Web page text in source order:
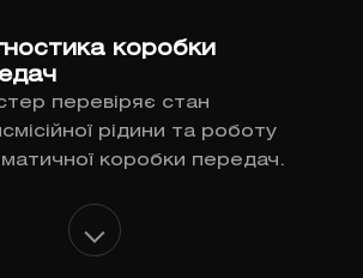
коробки
перевіряє стан
рідини та роботу
коробки передач.